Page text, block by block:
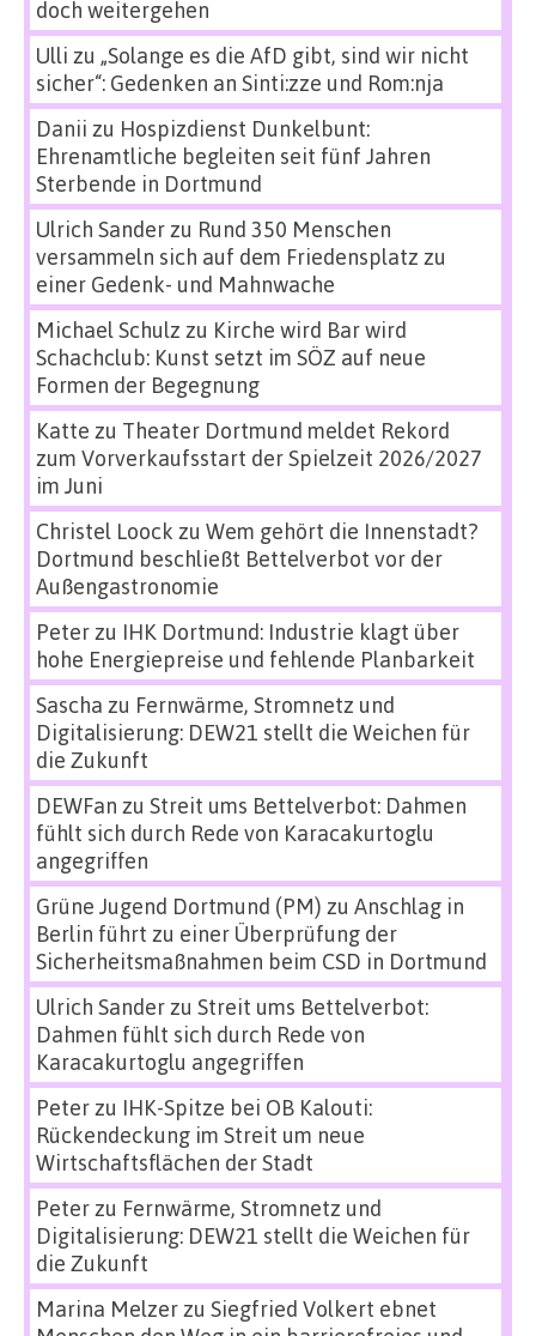
doch weitergehen
Ulli zu „Solange es die AfD gibt, sind wir nicht
sicher“: Gedenken an Sinti:zze und Rom:nja
Danii zu Hospizdienst Dunkelbunt:
Ehrenamtliche begleiten seit fünf Jahren
Sterbende in Dortmund
Ulrich Sanderzu Rund 350 Menschen
versammeln sich auf dem Friedensplatz zu
einer Gedenk- und Mahnwache
Michael Schulz zu Kirche wird Bar wird
Schachclub: Kunst setzt im SÖZ auf neue
Formen der Begegnung
Katte zu Theater Dortmund meldet Rekord
zum Vorverkaufsstart der Spielzeit 2026/2027
im Juni
Christel Loock zu Wem gehört die Innenstadt?
Dortmund beschließt Bettelverbot vor der
Außengastronomie
Peterzu IHK Dortmund: Industrie klagt über
hohe Energiepreise und fehlende Planbarkeit
Sascha zu Fernwärme, Stromnetz und
Digitalisierung: DEW21 stellt die Weichen für
die Zukunft
DEWFan zu Streit ums Bettelverbot: Dahmen
fühlt sich durch Rede von Karacakurtoglu
angegriffen
Grüne Jugend Dortmund (PM) zu Anschlag in
Berlin führt zu einer Überprüfung der
Sicherheitsmaßnahmen beim CSD in Dortmund
Ulrich Sanderzu Streit ums Bettelverbot:
Dahmen fühlt sich durch Rede von
Karacakurtoglu angegriffen
Peterzu IHK-Spitze bei OB Kalouti:
Rückendeckung im Streit um neue
Wirtschaftsflächen der Stadt
Peterzu Fernwärme, Stromnetz und
Digitalisierung: DEW21 stellt die Weichen für
die Zukunft
Marina Melzerzu Siegfried Volkert ebnet